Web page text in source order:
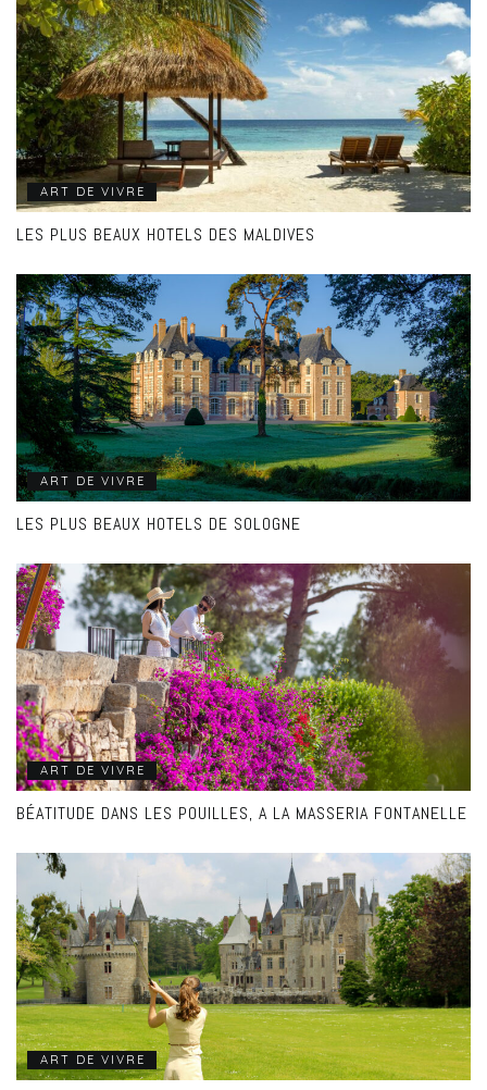
ART DE VIVRE
LES PLUS BEAUX HOTELS DES MALDIVES
ART DE VIVRE
LES PLUS BEAUX HOTELS DE SOLOGNE
ART DE VIVRE
BÉATITUDE DANS LES POUILLES, A LA MASSERIA FONTANELLE
ART DE VIVRE